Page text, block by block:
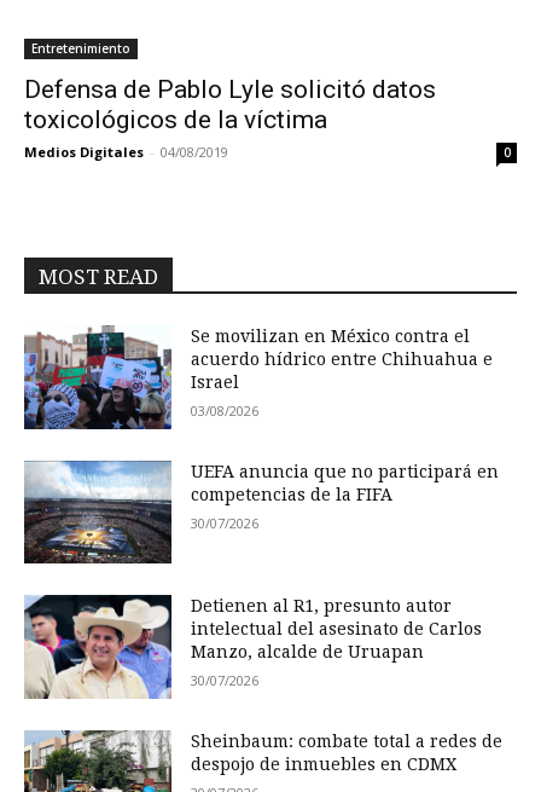
Entretenimiento
Defensa de Pablo Lyle solicitó datos
toxicológicos de la víctima
Medios Digitales - 04/08/2019 0
MOST READ
Se movilizan en México contra el
acuerdo hídrico entre Chihuahua e
Israel
03/08/2026
UEFA anuncia que no participará en
competencias de la FIFA
30/07/2026
Detienen al R1, presunto autor
intelectual del asesinato de Carlos
Manzo, alcalde de Uruapan
30/07/2026
Sheinbaum: combate total a redes de
despojo de inmuebles en CDMX